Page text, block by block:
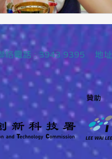
絡電話 : 3943 9395 地址
贊助